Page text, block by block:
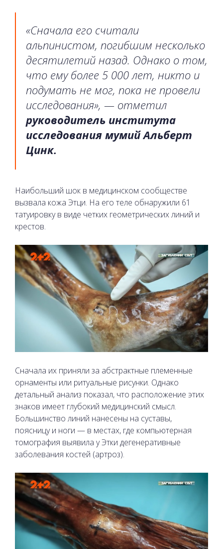
«Сначала его считали
альпинистом, погибшим несколько
десятилетий назад. Однако о том,
что ему более 5 000 лет, никто и
подумать не мог, пока не провели
исследования», — отметил
руководитель института
исследования мумий Альберт
Цинк.
Наибольший шок в медицинском сообществе
вызвала кожа Этци. На его теле обнаружили 61
татуировку в виде четких геометрических линий и
крестов.
Сначала их приняли за абстрактные племенные
орнаменты или ритуальные рисунки. Однако
детальный анализ показал, что расположение этих
знаков имеет глубокий медицинский смысл.
Большинство линий нанесены на суставы,
поясницу и ноги — в местах, где компьютерная
томография выявила у Этки дегенеративные
заболевания костей (артроз).